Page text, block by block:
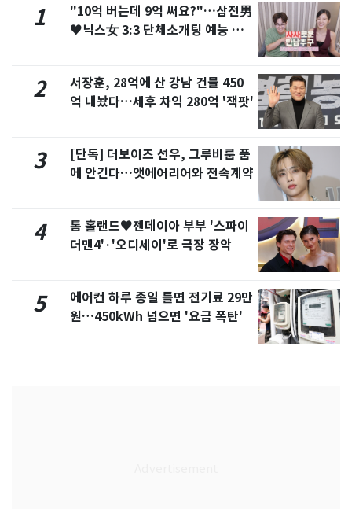
1
"10억 버는데 9억 써요?"…삼전男
♥닉스女 3:3 단체소개팅 예능 화
2
서장훈, 28억에 산 강남 건물 450
억 내놨다…세후 차익 280억 '잭팟'
3
[단독] 더보이즈 선우, 그루비룸 품
에 안긴다…앳에어리어와 전속계약
4
톰 홀랜드♥젠데이아 부부 '스파이
더맨4'·'오디세이'로 극장 장악
5
에어컨 하루 종일 틀면 전기료 29만
원…450kWh 넘으면 '요금 폭탄'